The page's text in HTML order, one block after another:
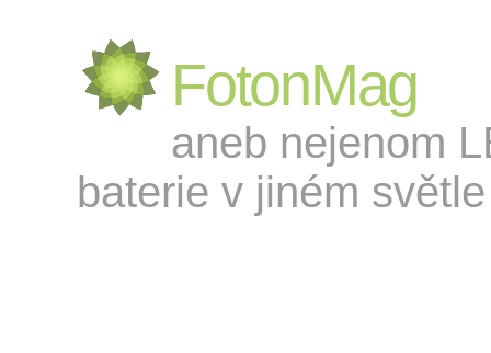
FotonMag
aneb nejenom
baterie v jiném